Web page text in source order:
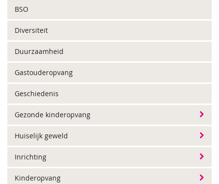
BSO
Diversiteit
Duurzaamheid
Gastouderopvang
Geschiedenis
Gezonde kinderopvang
Huiselijk geweld
Inrichting
Kinderopvang